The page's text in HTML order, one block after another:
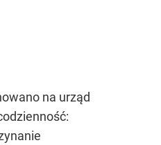
na urząd